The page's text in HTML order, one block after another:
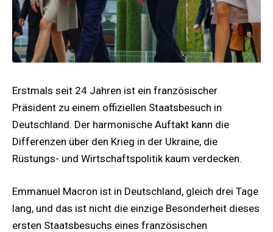
Erstmals seit 24 Jahren ist ein französischer
Präsident zu einem offiziellen Staatsbesuch in
Deutschland. Der harmonische Auftakt kann die
Differenzen über den Krieg in der Ukraine, die
Rüstungs- und Wirtschaftspolitik kaum verdecken.
Emmanuel Macron ist in Deutschland, gleich drei Tage
lang, und das ist nicht die einzige Besonderheit dieses
ersten Staatsbesuchs eines französischen